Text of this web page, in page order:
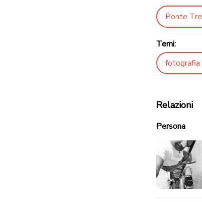
Ponte
Temi:
fotografia
Relazioni
Persona